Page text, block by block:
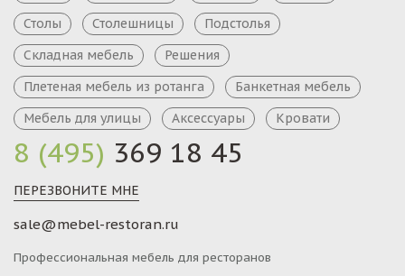
8 (495) 369 18 45
ПЕРЕЗВОНИТЕ МНЕ
sale@mebel-restoran.ru
Профессиональная мебель для ресторанов
Столы
Столешницы
Подстолья
Складная мебель
Решения
Плетеная мебель из ротанга
Банкетная мебель
Мебель для улицы
Аксессуары Кровати